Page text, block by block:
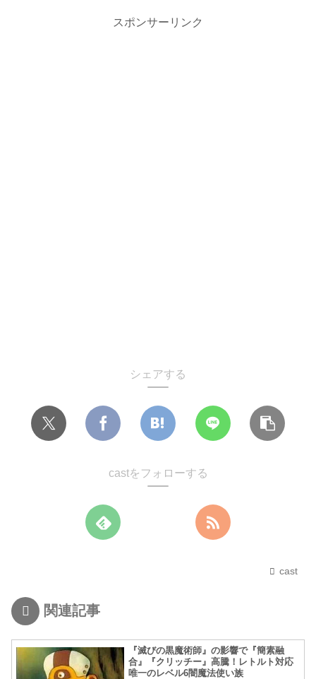
スポンサーリンク
シェアする
castをフォローする
cast
関連記事
『滅びの黒魔術師』の影響で『簡素融
合』『クリッチー』高騰！レトルト対応
唯一のレベル6闇魔法使い族